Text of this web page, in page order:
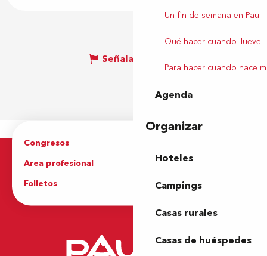
Un fin de semana en Pau
Qué hacer cuando llueve
Para hacer cuando hace
Agenda
Organizar
Hoteles
Campings
Casas rurales
Casas de huéspedes
Señalar un error
Congresos
Area profesional
Prensa
Folletos
Oficina de Turismo